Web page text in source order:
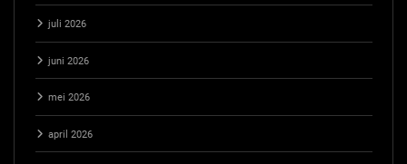
juli 2026
juni 2026
mei 2026
april 2026